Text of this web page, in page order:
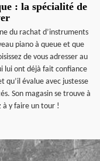
: la spécialité de
du rachat d’instruments
piano à queue et que
de vous adresser au
lui ont déjà fait confiance
qu’il évalue avec justesse
Son magasin se trouve à
à y faire un tour !